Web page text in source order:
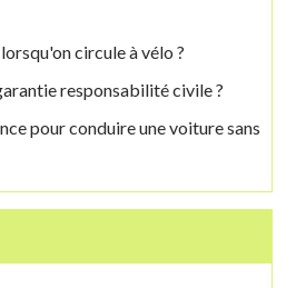
circule à vélo ?
responsabilité civile ?
pour conduire une voiture sans